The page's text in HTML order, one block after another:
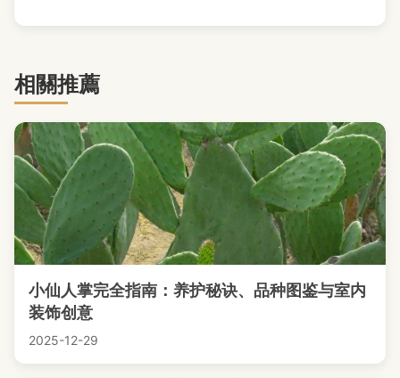
相關推薦
小仙人掌完全指南：养护秘诀、品种图鉴与室内
装饰创意
2025-12-29